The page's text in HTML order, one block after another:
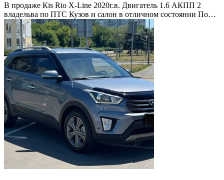
В продаже Кis Rio X-Line 2020г.в. Двигатель 1.6 АКПП 2
владельва по ПТС Кузов и салон в отличном состоянии По…